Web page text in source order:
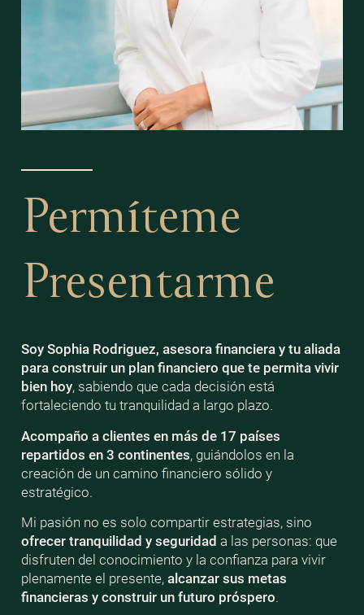
Permíteme
Presentarme
Soy Sophia Rodriguez, asesora financiera y tu aliada
para construir un plan financiero que te permita vivir
bien hoy, sabiendo que cada decisión está
fortaleciendo tu tranquilidad a largo plazo.
Acompaño a clientes en más de 17 países
repartidos en 3 continentes, guiándolos en la
creación de un camino financiero sólido y
estratégico.
Mi pasión no es solo compartir estrategias, sino
ofrecer tranquilidad y seguridad a las personas: que
disfruten del conocimiento y la confianza para vivir
plenamente el presente, alcanzar sus metas
financieras y construir un futuro próspero.